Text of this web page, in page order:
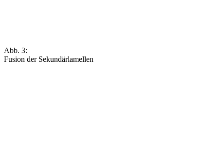
Abb. 3:
Fusion der Sekundärlamellen